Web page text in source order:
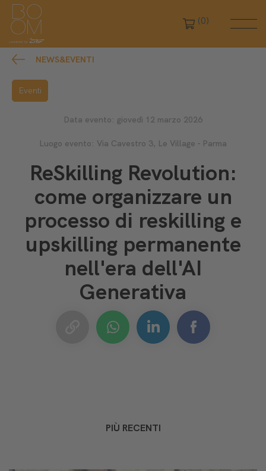
(0)
NEWS&EVENTI
Eventi
Data evento: giovedì 12 marzo 2026
Luogo evento: Via Cavestro 3, Le Village - Parma
ReSkilling Revolution:
come organizzare un
processo di reskilling e
upskilling permanente
nell'era dell'AI
Generativa
PIÙ RECENTI